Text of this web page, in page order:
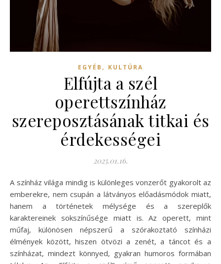
EGYÉB , KULTÚRA
Elfújta a szél
operettszínház
szereposztásának titkai és
érdekességei
2025.01.16.
A színház világa mindig is különleges vonzerőt gyakorolt az
emberekre, nem csupán a látványos előadásmódok miatt,
hanem a történetek mélysége és a szereplők
karaktereinek sokszínűsége miatt is. Az operett, mint
műfaj, különösen népszerű a szórakoztató színházi
élmények között, hiszen ötvözi a zenét, a táncot és a
színházat, mindezt könnyed, gyakran humoros formában